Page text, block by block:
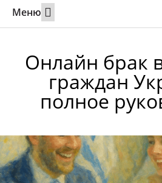
Меню
Онлайн брак
граждан
полное